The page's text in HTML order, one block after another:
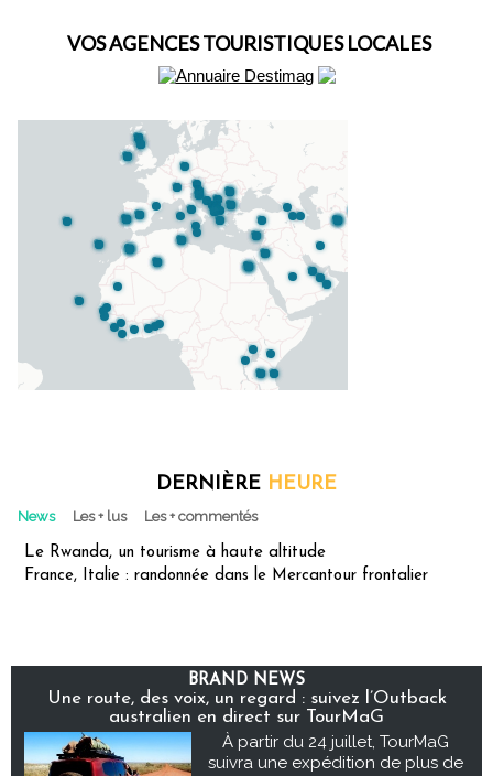
VOS AGENCES TOURISTIQUES LOCALES
DERNIÈRE HEURE
News Les + lus Les + commentés
Le Rwanda, un tourisme à haute altitude
France, Italie : randonnée dans le Mercantour frontalier
BRAND NEWS
Une route, des voix, un regard : suivez l’Outback
australien en direct sur TourMaG
À partir du 24 juillet, TourMaG
suivra une expédition de plus de